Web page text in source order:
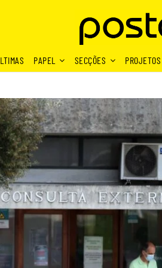
PAPEL SECÇÕES PROJETOS